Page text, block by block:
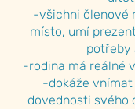
-všichni členové
místo, umí
potřeby
-rodina má reálné
-dokáže
dovednosti svého